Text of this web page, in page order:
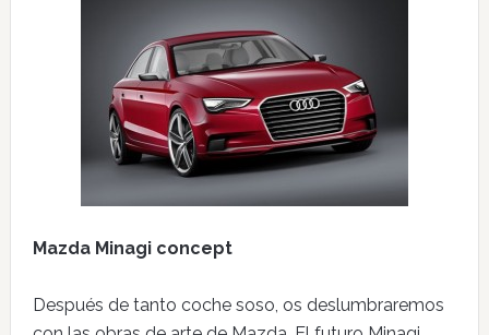
Mazda Minagi concept
Después de tanto coche soso, os deslumbraremos